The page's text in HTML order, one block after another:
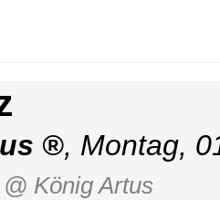
, Montag,
@ König Artus